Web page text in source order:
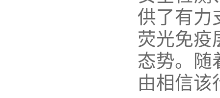
供了有力
荧光免疫
态势。随
由相信该